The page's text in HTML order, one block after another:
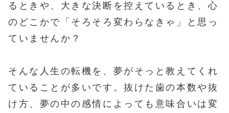
るときや、大きな決断を控えているとき、心
のどこかで「そろそろ変わらなきゃ」と思っ
ていませんか？
そんな人生の転機を、夢がそっと教えてくれ
ていることが多いです。抜けた歯の本数や抜
け方、夢の中の感情によっても意味合いは変